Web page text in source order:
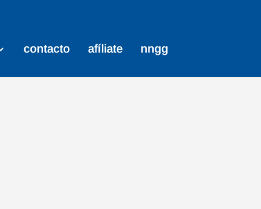
contacto afíliate nngg